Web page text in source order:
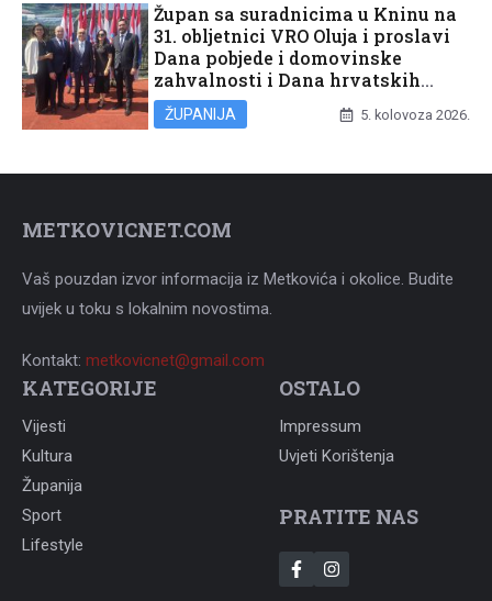
Župan sa suradnicima u Kninu na
31. obljetnici VRO Oluja i proslavi
Dana pobjede i domovinske
zahvalnosti i Dana hrvatskih
branitelja
ŽUPANIJA 5. kolovoza 2026.
METKOVICNET.COM
Vaš pouzdan izvor informacija iz Metkovića i okolice. Budite
uvijek u toku s lokalnim novostima.
Kontakt: metkovicnet@gmail.com
KATEGORIJE
Vijesti
Kultura
Županija
Sport
Lifestyle
OSTALO
Impressum
Uvjeti Korištenja
PRATITE NAS